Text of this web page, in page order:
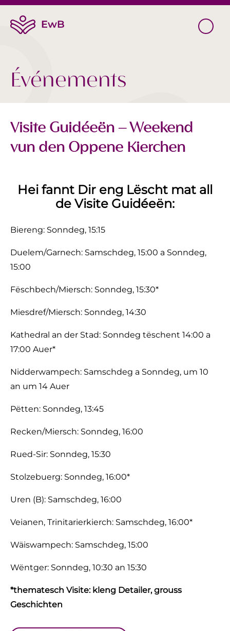
Événements
Visite Guidéeën – Weekend
vun den Oppene Kierchen
Hei fannt Dir eng Lëscht mat all
de Visite Guidéeën:
Biereng: Sonndeg, 15:15
Duelem/Garnech: Samschdeg, 15:00 a Sonndeg,
15:00
Fëschbech/Miersch: Sonndeg, 15:30*
Miesdref/Miersch: Sonndeg, 14:30
Kathedral an der Stad: Sonndeg tëschent 14:00 a
17:00 Auer*
Nidderwampech: Samschdeg a Sonndeg, um 10
an um 14 Auer
Pëtten: Sonndeg, 13:45
Recken/Miersch: Sonndeg, 16:00
Rued-Sir: Sonndeg, 15:30
Stolzebuerg: Sonndeg, 16:00*
Uren (B): Samschdeg, 16:00
Veianen, Trinitarierkierch: Samschdeg, 16:00*
Wäiswampech: Samschdeg, 15:00
Wëntger: Sonndeg, 10:30 an 15:30
*thematesch Visite: kleng Detailer, grouss
Geschichten